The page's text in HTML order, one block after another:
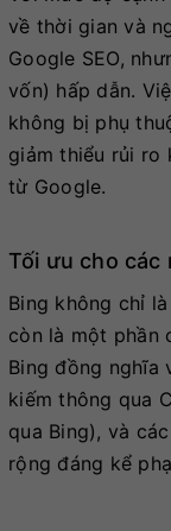
về thời gian và
Google SEO,
vốn) hấp dẫn.
không bị phụ
giảm thiểu rủi ro
từ Google.
Tối ưu cho các
Bing không chỉ
còn là một phần
Bing đồng nghĩa
kiếm thông qua
qua Bing), và
rộng đáng kể